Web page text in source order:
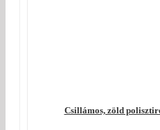
Csillámos, zöld